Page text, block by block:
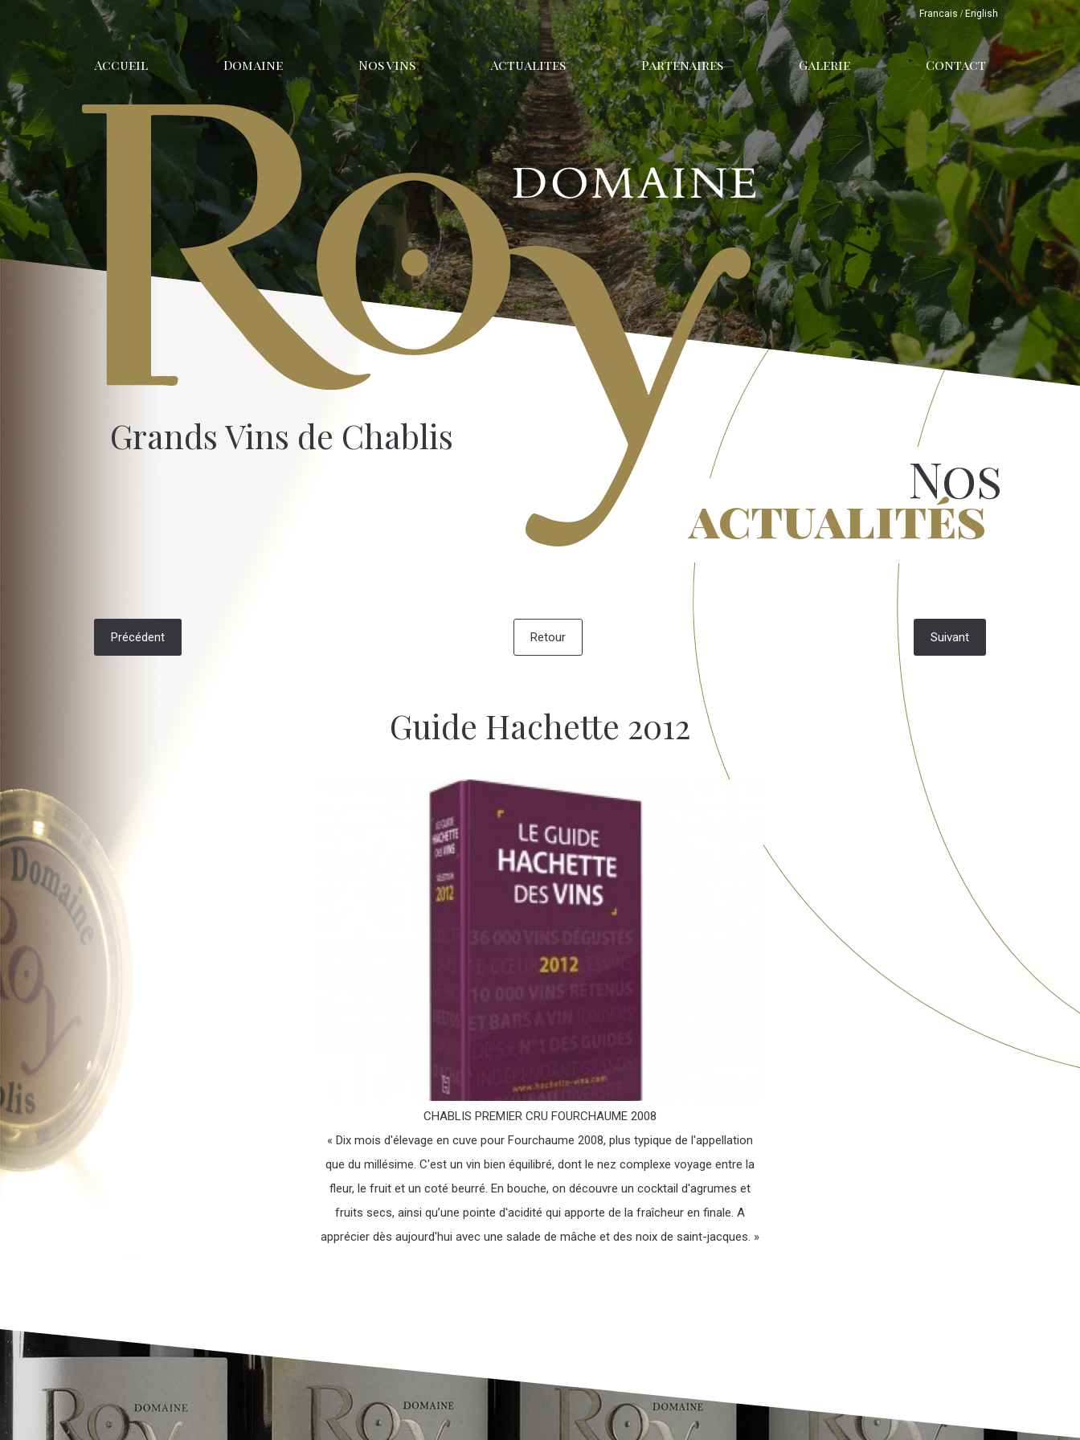
Francais / English
Accueil Domaine Nos vins Actualites Partenaires Galerie Contact
Grands Vins de Chablis
Nos
actualités
Précédent Retour Suivant
Guide Hachette 2012
CHABLIS PREMIER CRU FOURCHAUME 2008
« Dix mois d'élevage en cuve pour Fourchaume 2008, plus typique de l'appellation
que du millésime. C'est un vin bien équilibré, dont le nez complexe voyage entre la
fleur, le fruit et un coté beurré. En bouche, on découvre un cocktail d'agrumes et
fruits secs, ainsi qu’une pointe d'acidité qui apporte de la fraîcheur en finale. A
apprécier dès aujourd'hui avec une salade de mâche et des noix de saint-jacques. »